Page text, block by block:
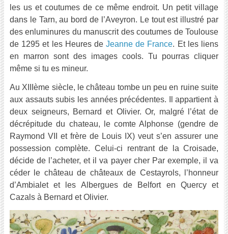
les us et coutumes de ce même endroit. Un petit village
dans le Tarn, au bord de l’Aveyron. Le tout est illustré par
des enluminures du manuscrit des coutumes de Toulouse
de 1295 et les Heures deJeanne de France. Et les liens
en marron sont des images cools. Tu pourras cliquer
même si tu es mineur.
Au XIIIème siècle, le château tombe un peu en ruine suite
aux assauts subis les années précédentes. Il appartient à
deux seigneurs, Bernard et Olivier. Or, malgré l’état de
décrépitude du chateau, le comte Alphonse (gendre de
Raymond VII et frère de Louis IX) veut s’en assurer une
possession complète. Celui-ci rentrant de la Croisade,
décide de l’acheter, et il va payer cher Par exemple, il va
céder le château de châteaux de Cestayrols, l’honneur
d’Ambialet et les Albergues de Belfort en Quercy et
Cazals à Bernard et Olivier.